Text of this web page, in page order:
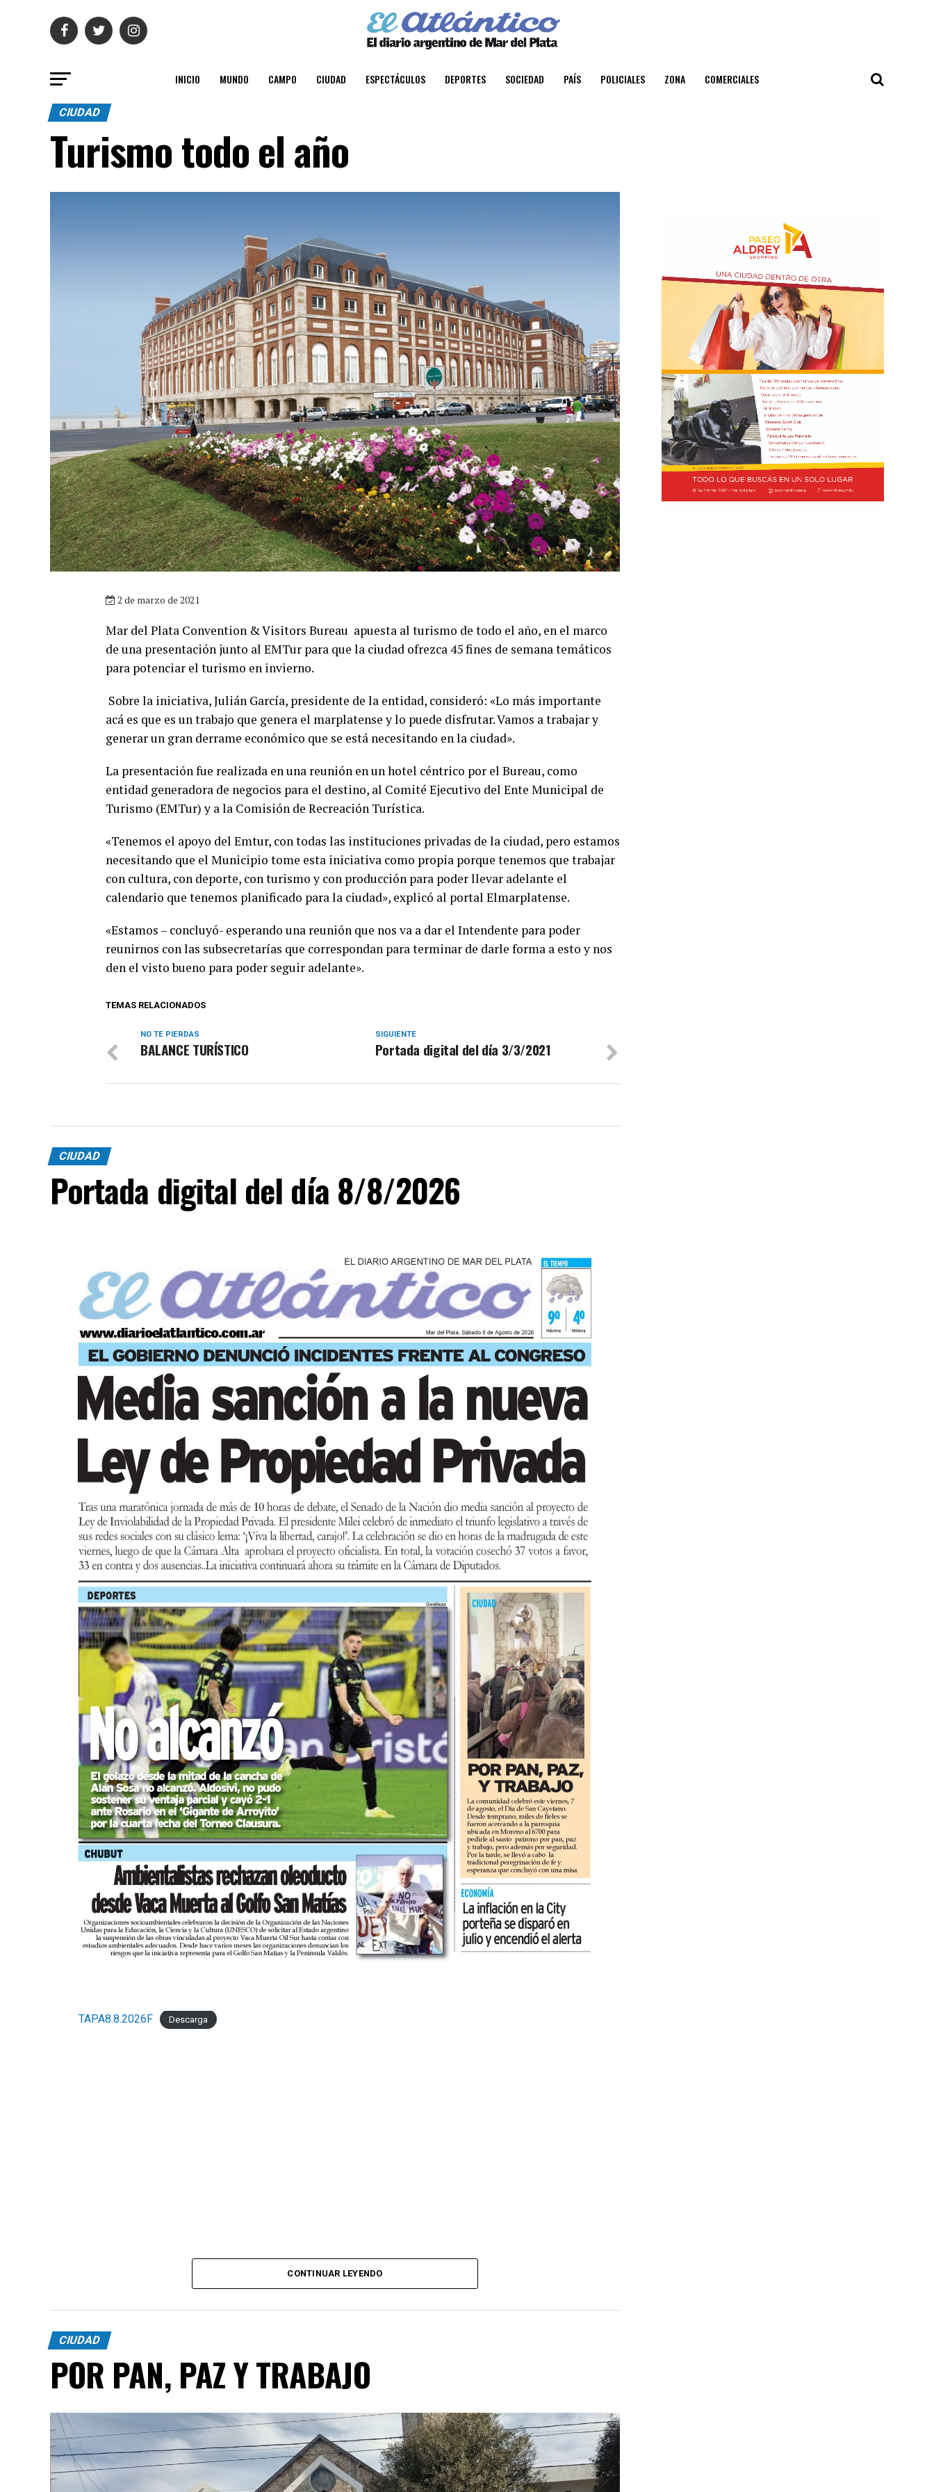
INICIO MUNDO CAMPO CIUDAD ESPECTÁCULOS DEPORTES SOCIEDAD PAÍS POLICIALES ZONA COMERCIALES
CIUDAD
Turismo todo el año
2 de marzo de 2021
Mar del Plata Convention & Visitors Bureau apuesta al turismo de todo el año, en el marco
de una presentación junto al EMTur para que la ciudad ofrezca 45 fines de semana temáticos
para potenciar el turismo en invierno.
Sobre la iniciativa, Julián García, presidente de la entidad, consideró: «Lo más importante
acá es que es un trabajo que genera el marplatense y lo puede disfrutar. Vamos a trabajar y
generar un gran derrame económico que se está necesitando en la ciudad».
La presentación fue realizada en una reunión en un hotel céntrico por el Bureau, como
entidad generadora de negocios para el destino, al Comité Ejecutivo del Ente Municipal de
Turismo (EMTur) y a la Comisión de Recreación Turística.
«Tenemos el apoyo del Emtur, con todas las instituciones privadas de la ciudad, pero estamos
necesitando que el Municipio tome esta iniciativa como propia porque tenemos que trabajar
con cultura, con deporte, con turismo y con producción para poder llevar adelante el
calendario que tenemos planificado para la ciudad», explicó al portal Elmarplatense.
«Estamos – concluyó- esperando una reunión que nos va a dar el Intendente para poder
reunirnos con las subsecretarías que correspondan para terminar de darle forma a esto y nos
den el visto bueno para poder seguir adelante».
TEMAS RELACIONADOS
SIGUIENTE
Portada digital del día 3/3/2021
NO TE PIERDAS
BALANCE TURÍSTICO
CIUDAD
Portada digital del día 8/8/2026
TAPA8.8.2026F Descarga
CONTINUAR LEYENDO
CIUDAD
POR PAN, PAZ Y TRABAJO